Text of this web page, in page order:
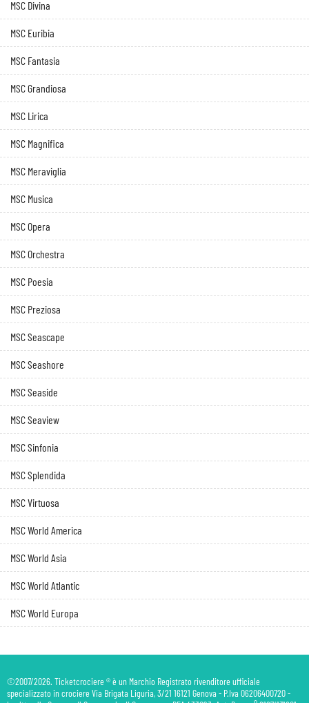
MSC Divina
MSC Euribia
MSC Fantasia
MSC Grandiosa
MSC Lirica
MSC Magnifica
MSC Meraviglia
MSC Musica
MSC Opera
MSC Orchestra
MSC Poesia
MSC Preziosa
MSC Seascape
MSC Seashore
MSC Seaside
MSC Seaview
MSC Sinfonia
MSC Splendida
MSC Virtuosa
MSC World America
MSC World Asia
MSC World Atlantic
MSC World Europa
©2007/2026. Ticketcrociere ® è un Marchio Registrato rivenditore ufficiale
specializzato in crociere Via Brigata Liguria, 3/21 16121 Genova - P.Iva 06206400720 -